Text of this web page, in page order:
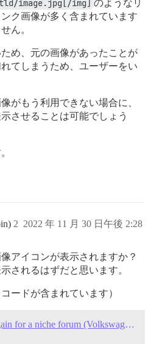
image.jpg[/img] のようなリ
ク画像が多く含まれています
ん。
め、元の画像があったことが
てしまうため、ユーザーをい
がもう利用できない場合に、
させることは可能でしょう
2022 年 11 月 30 日午後 2:28
2
アイコンが表示されますか？
されるはずだと思います。
ードが含まれています）
Third migration, once again for a niche forum (Volkswagen Campers vans)